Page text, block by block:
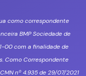
como correspondente
BMP Sociedade de
00 com a finalidade de
Como Correspondente
nº 4.935 de 29/07/2021